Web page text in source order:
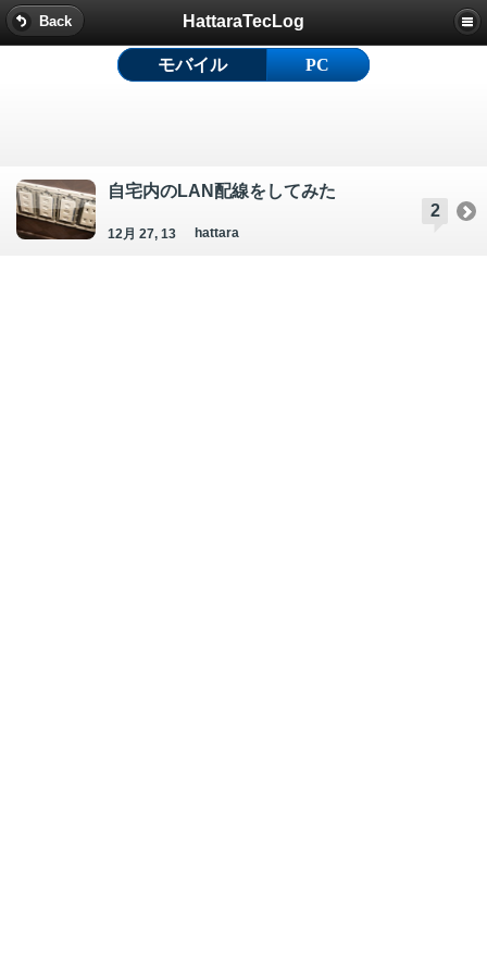
Back HattaraTecLog
2
自宅内のLAN配線をしてみた
12月 27, 13 hattara
モバイル PC